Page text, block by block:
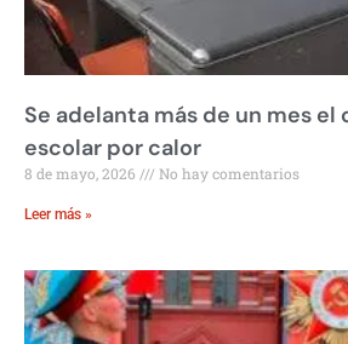
Se adelanta más de un mes
escolar por calor
8 de mayo, 2026 No hay comentarios
Leer más »